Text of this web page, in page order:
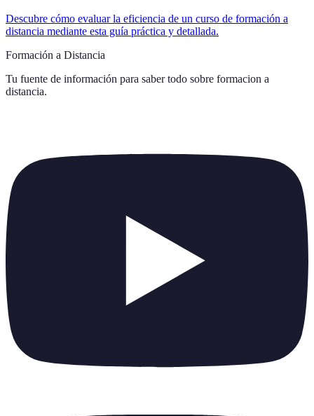
Descubre cómo evaluar la eficiencia de un curso de formación a
distancia mediante esta guía práctica y detallada.
Formación a Distancia
Tu fuente de información para saber todo sobre formacion a
distancia.